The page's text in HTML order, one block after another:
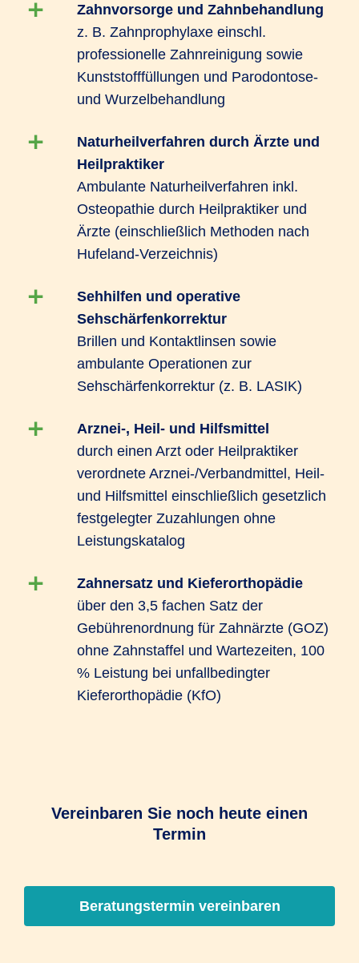
Zahnvorsorge und Zahnbehandlung
z. B. Zahnprophylaxe einschl.
professionelle Zahnreinigung sowie
Kunststofffüllungen und Parodontose-
und Wurzelbehandlung
Naturheilverfahren durch Ärzte und
Heilpraktiker
Ambulante Naturheilverfahren inkl.
Osteopathie durch Heilpraktiker und
Ärzte (einschließlich Methoden nach
Hufeland-Verzeichnis)
Sehhilfen und operative
Sehschärfenkorrektur
Brillen und Kontaktlinsen sowie
ambulante Operationen zur
Sehschärfenkorrektur (z. B. LASIK)
Arznei-, Heil- und Hilfsmittel
durch einen Arzt oder Heilpraktiker
verordnete Arznei-/Verbandmittel, Heil-
und Hilfsmittel einschließlich gesetzlich
festgelegter Zuzahlungen ohne
Leistungskatalog
Zahnersatz und Kieferorthopädie
über den 3,5 fachen Satz der
Gebührenordnung für Zahnärzte (GOZ)
ohne Zahnstaffel und Wartezeiten, 100
% Leistung bei unfallbedingter
Kieferorthopädie (KfO)
Vereinbaren Sie noch heute einen
Termin
Beratungstermin vereinbaren